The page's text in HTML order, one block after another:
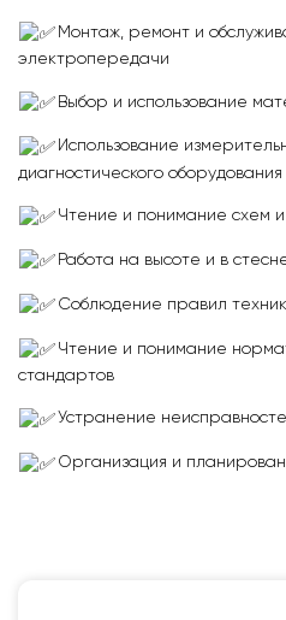
Монтаж, ремонт и
электропередачи
Выбор и использование
Использование
диагностического оборудования
Чтение и понимание схем
Работа на высоте и в
Соблюдение правил
Чтение и понимание
стандартов
Устранение
Организация и